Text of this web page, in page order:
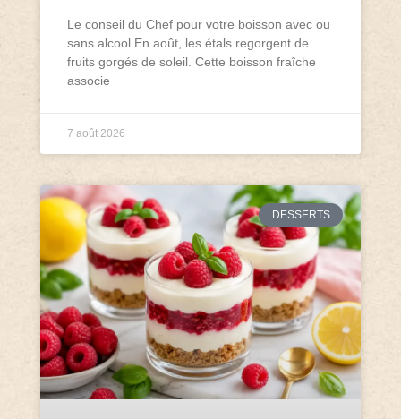
Le conseil du Chef pour votre boisson avec ou
sans alcool En août, les étals regorgent de
fruits gorgés de soleil. Cette boisson fraîche
associe
7 août 2026
DESSERTS